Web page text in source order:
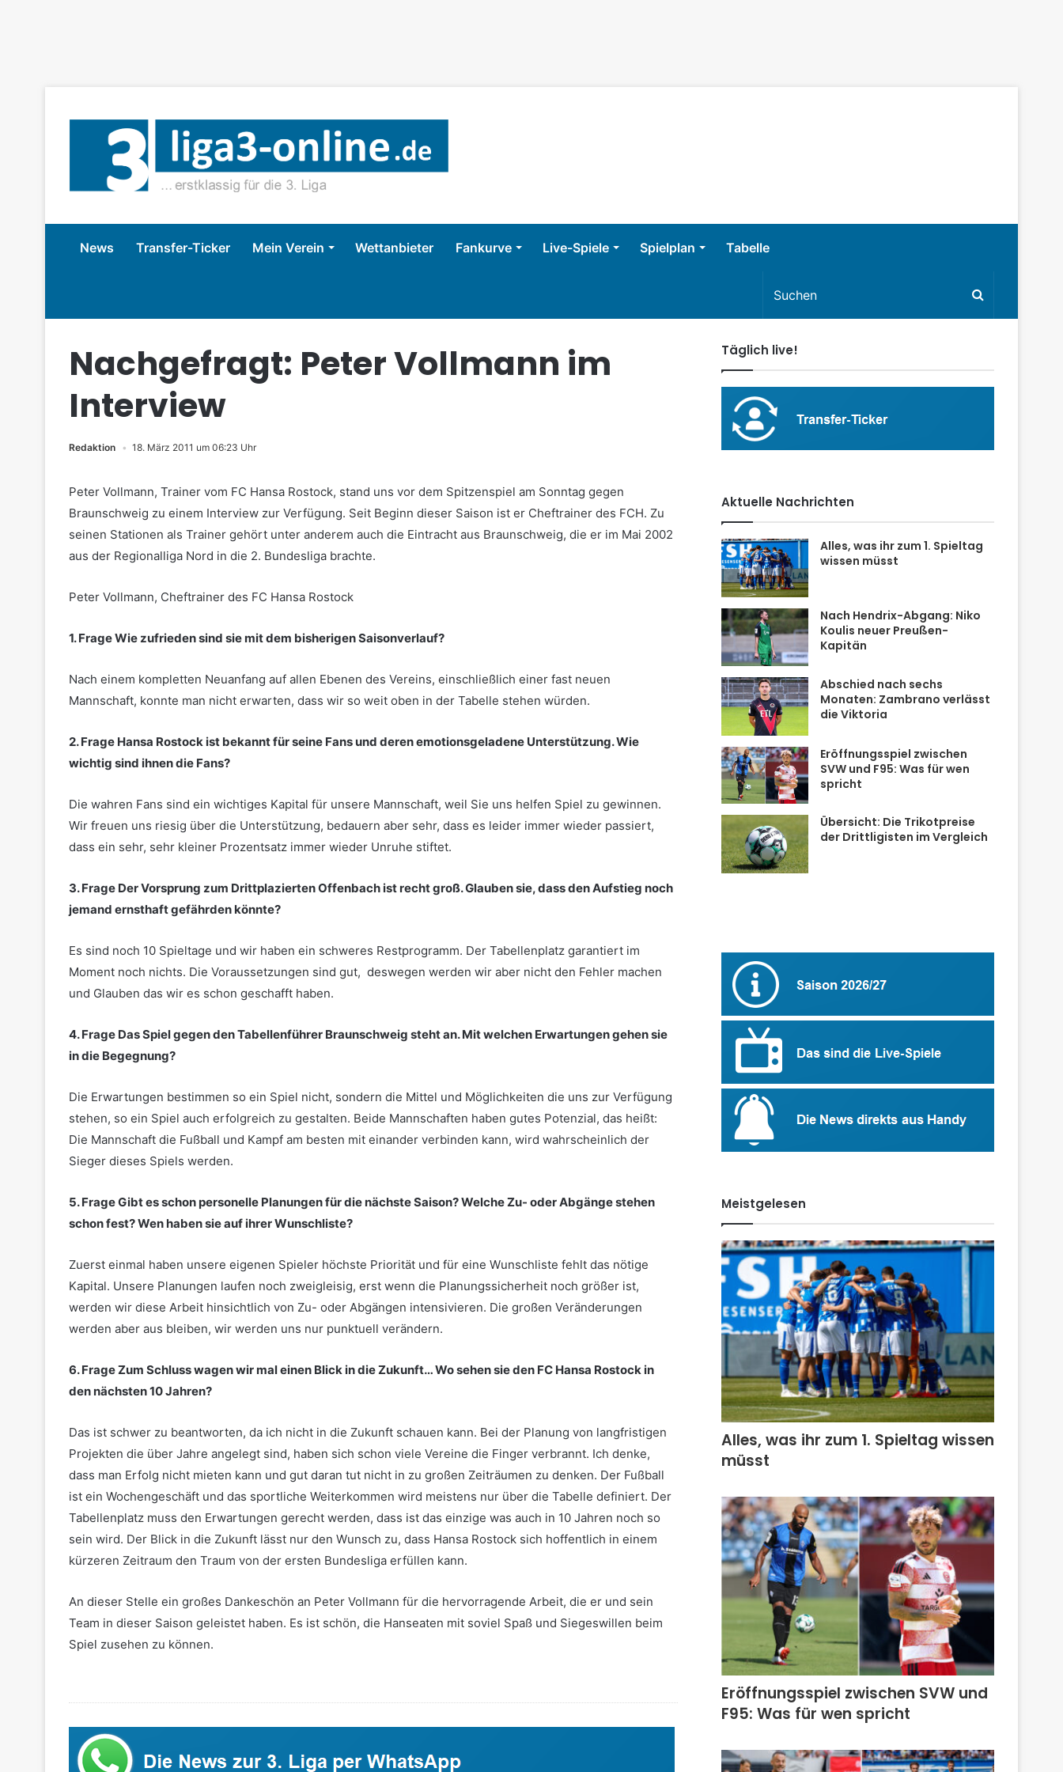
News Transfer-Ticker Mein Verein Wettanbieter Fankurve Live-Spiele Spielplan Tabelle
Nachgefragt: Peter Vollmann im
Interview
Redaktion 18. März 2011 um 06:23 Uhr
Peter Vollmann, Trainer vom FC Hansa Rostock, stand uns vor dem Spitzenspiel am Sonntag gegen
Braunschweig zu einem Interview zur Verfügung. Seit Beginn dieser Saison ist er Cheftrainer des FCH. Zu
seinen Stationen als Trainer gehört unter anderem auch die Eintracht aus Braunschweig, die er im Mai 2002
aus der Regionalliga Nord in die 2. Bundesliga brachte.
Peter Vollmann, Cheftrainer des FC Hansa Rostock
1. FrageWie zufrieden sind sie mit dem bisherigen Saisonverlauf?
Nach einem kompletten Neuanfang auf allen Ebenen des Vereins, einschließlich einer fast neuen
Mannschaft, konnte man nicht erwarten, dass wir so weit oben in der Tabelle stehen würden.
2. Frage Hansa Rostock ist bekannt für seine Fans und deren emotionsgeladene Unterstützung. Wie
wichtig sind ihnen die Fans?
Die wahren Fans sind ein wichtiges Kapital für unsere Mannschaft, weil Sie uns helfen Spiel zu gewinnen.
Wir freuen uns riesig über die Unterstützung, bedauern aber sehr, dass es leider immer wieder passiert,
dass ein sehr, sehr kleiner Prozentsatz immer wieder Unruhe stiftet.
3. Frage Der Vorsprung zum Drittplazierten Offenbach ist recht groß. Glauben sie, dass den Aufstieg noch
jemand ernsthaft gefährden könnte?
Es sind noch 10 Spieltage und wir haben ein schweres Restprogramm. Der Tabellenplatz garantiert im
Moment noch nichts. Die Voraussetzungen sind gut, deswegen werden wir aber nicht den Fehler machen
und Glauben das wir es schon geschafft haben.
4. Frage Das Spiel gegen den Tabellenführer Braunschweig steht an. Mit welchen Erwartungen gehen sie
in die Begegnung?
Die Erwartungen bestimmen so ein Spiel nicht, sondern die Mittel und Möglichkeiten die uns zur Verfügung
stehen, so ein Spiel auch erfolgreich zu gestalten. Beide Mannschaften haben gutes Potenzial, das heißt:
Die Mannschaft die Fußball und Kampf am besten mit einander verbinden kann, wird wahrscheinlich der
Sieger dieses Spiels werden.
5. FrageGibt es schon personelle Planungen für die nächste Saison? Welche Zu- oder Abgänge stehen
schon fest? Wen haben sie auf ihrer Wunschliste?
Zuerst einmal haben unsere eigenen Spieler höchste Priorität und für eine Wunschliste fehlt das nötige
Kapital. Unsere Planungen laufen noch zweigleisig, erst wenn die Planungssicherheit noch größer ist,
werden wir diese Arbeit hinsichtlich von Zu- oder Abgängen intensivieren. Die großen Veränderungen
werden aber aus bleiben, wir werden uns nur punktuell verändern.
6. FrageZum Schluss wagen wir mal einen Blick in die Zukunft… Wo sehen sie den FC Hansa Rostock in
den nächsten 10 Jahren?
Das ist schwer zu beantworten, da ich nicht in die Zukunft schauen kann. Bei der Planung von langfristigen
Projekten die über Jahre angelegt sind, haben sich schon viele Vereine die Finger verbrannt. Ich denke,
dass man Erfolg nicht mieten kann und gut daran tut nicht in zu großen Zeiträumen zu denken. Der Fußball
ist ein Wochengeschäft und das sportliche Weiterkommen wird meistens nur über die Tabelle definiert. Der
Tabellenplatz muss den Erwartungen gerecht werden, dass ist das einzige was auch in 10 Jahren noch so
sein wird. Der Blick in die Zukunft lässt nur den Wunsch zu, dass Hansa Rostock sich hoffentlich in einem
kürzeren Zeitraum den Traum von der ersten Bundesliga erfüllen kann.
An dieser Stelle ein großes Dankeschön an Peter Vollmann für die hervorragende Arbeit, die er und sein
Team in dieser Saison geleistet haben. Es ist schön, die Hanseaten mit soviel Spaß und Siegeswillen beim
Spiel zusehen zu können.
Täglich live!
Aktuelle Nachrichten
Alles, was ihr zum 1. Spieltag
wissen müsst
Nach Hendrix-Abgang: Niko
Koulis neuer Preußen-
Kapitän
Abschied nach sechs
Monaten: Zambrano verlässt
die Viktoria
Eröffnungsspiel zwischen
SVW und F95: Was für wen
spricht
Übersicht: Die Trikotpreise
der Drittligisten im Vergleich
Meistgelesen
Alles, was ihr zum 1. Spieltag wissen
müsst
Eröffnungsspiel zwischen SVW und
F95: Was für wen spricht